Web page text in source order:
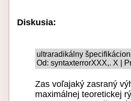
Diskusia:
ultraradikálny
Od: syntaxterrorXXX,. X |
Zas voľajaký zasraný
maximálnej teoretickej